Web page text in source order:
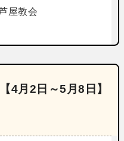
屋教会
月2日～5月8日】